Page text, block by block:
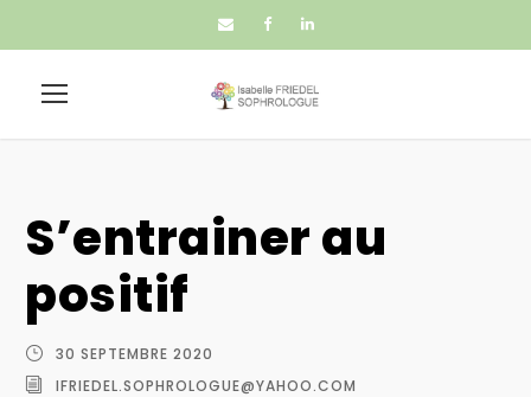
S’entrainer au
positif
30 SEPTEMBRE 2020
IFRIEDEL.SOPHROLOGUE@YAHOO.COM